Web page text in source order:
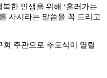
한 인생을 위해 ‘흘러가는
사시라는 말씀을 꼭 드리고
주관으로 추도식이 열릴